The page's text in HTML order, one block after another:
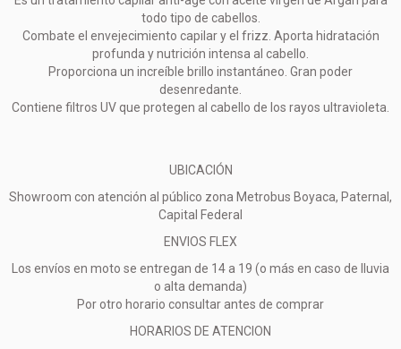
todo tipo de cabellos.
Combate el envejecimiento capilar y el frizz. Aporta hidratación
profunda y nutrición intensa al cabello.
Proporciona un increíble brillo instantáneo. Gran poder
desenredante.
Contiene filtros UV que protegen al cabello de los rayos ultravioleta.
UBICACIÓN
Showroom con atención al público zona Metrobus Boyaca, Paternal,
Capital Federal
ENVIOS FLEX
Los envíos en moto se entregan de 14 a 19 (o más en caso de lluvia
o alta demanda)
Por otro horario consultar antes de comprar
HORARIOS DE ATENCION